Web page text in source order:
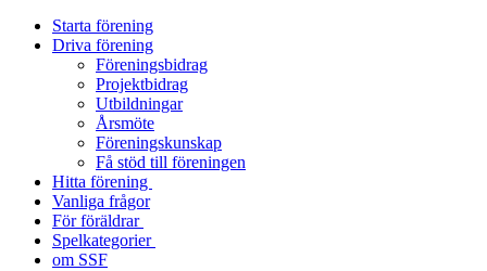
Starta förening
Driva förening
Föreningsbidrag
Projektbidrag
Utbildningar
Årsmöte
Föreningskunskap
Få stöd till föreningen
Hitta förening
Vanliga frågor
För föräldrar
Spelkategorier
om SSF